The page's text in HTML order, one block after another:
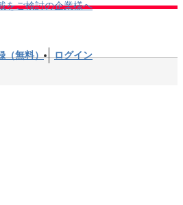
をご検討の企業様へ
（無料） ログイン